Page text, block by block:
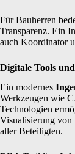
Für Bauherren
Transparenz. Ein
auch Koordinator
Digitale Tools
Ein modernes
Werkzeugen wie
Technologien
Visualisierung von
aller Beteiligten.